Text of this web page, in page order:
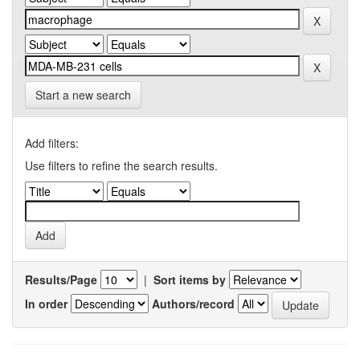
Start a new search
Add filters:
Use filters to refine the search results.
Results/Page | Sort items by
In order
Authors/record